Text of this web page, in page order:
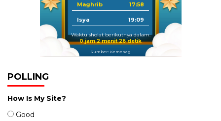
Maghrib 17:58
Isya 19:09
Waktu sholat berikutnya dalam:
0 jam 2 menit 25 detik
Sumber: Kemenag
POLLING
How Is My Site?
Good